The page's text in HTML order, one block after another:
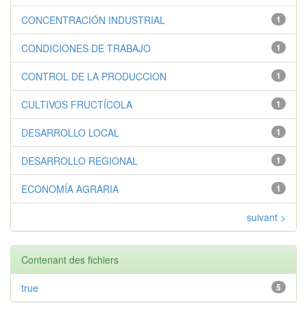
1
CONCENTRACIÓN INDUSTRIAL
1
CONDICIONES DE TRABAJO
1
CONTROL DE LA PRODUCCION
1
CULTIVOS FRUCTÍCOLA
1
DESARROLLO LOCAL
1
DESARROLLO REGIONAL
1
ECONOMÍA AGRARIA
suivant >
Contenant des fichiers
5
true